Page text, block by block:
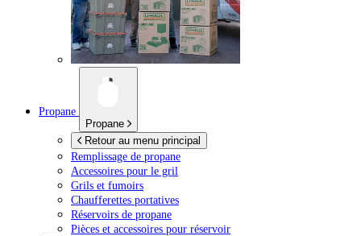
Propane
Propane
Retour au menu principal
Remplissage de propane
Accessoires pour le gril
Grils et fumoirs
Chaufferettes portatives
Réservoirs de propane
Pièces et accessoires pour réservoir